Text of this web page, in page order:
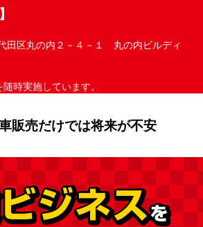
田区丸の内２－４－１ 丸の内ビルディ
時実施しています。
販売だけでは将来が不安